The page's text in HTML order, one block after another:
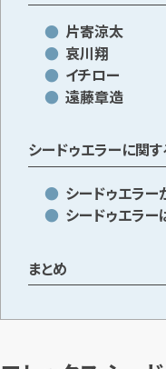
片寄涼太
哀川翔
イチロー
遠藤章造
シードゥエラーに関
シードゥエラ
シードゥエラー
まとめ